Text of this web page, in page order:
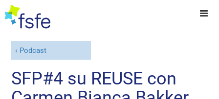
Podcast
SFP#4 su REUSE con